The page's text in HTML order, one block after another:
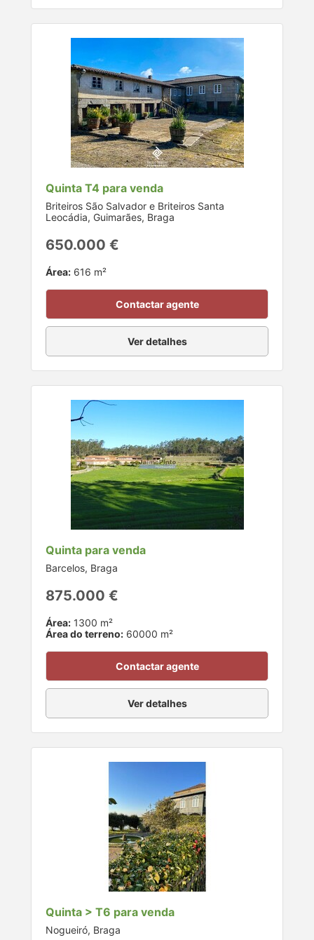
Quinta T4 para venda
Briteiros São Salvador e Briteiros Santa
Leocádia, Guimarães, Braga
650.000 €
Área: 616 m²
Contactar agente
Ver detalhes
Quinta para venda
Barcelos, Braga
875.000 €
Área: 1300 m²
Área do terreno: 60000 m²
Contactar agente
Ver detalhes
Quinta > T6 para venda
Nogueiró, Braga